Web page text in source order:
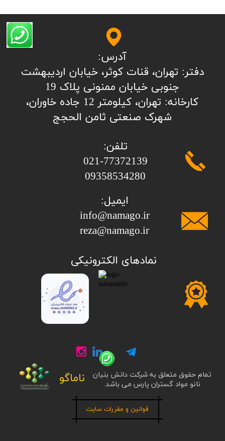
تمام حقوق متعلق به شرکت دانش بنیان
نانو مواد گستران پارس می باشد.
ناماگو
تلفن:
​​​​​​​021-77372139
​​​​​​​09358534280
آدرس:
​​​​​​​​دفتر: تهران، قنات کوثر، خیابان اردیبهشت
جنوبی خیابان ممنونی پلاک 19
کارخانه: تهران، کیلومتر 12 جاده خاوران،
شهرک صنعتی ثامن الحجج
ایمیل:
info@namago.ir
​​​​​​​reza@namago.ir
​نمادهای الکترونیکی
قوانین و مقررات سایت